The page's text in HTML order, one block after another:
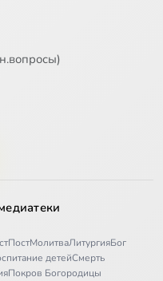
ПостМолитваЛитургияБог
детейСмерть
Покров Богородицы